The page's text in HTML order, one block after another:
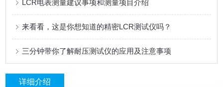
LCR电表测量建议事项和测量项目介绍
来看看，这是你想知道的精密LCR测试仪吗？
三分钟带你了解耐压测试仪的应用及注意事项
详细介绍